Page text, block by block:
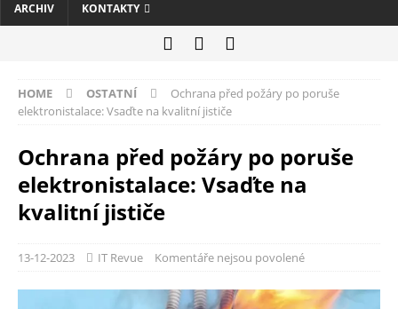
ARCHIV KONTAKTY
HOME OSTATNÍ
Ochrana před požáry po poruše
elektronistalace: Vsaďte na kvalitní jističe
Ochrana před požáry po poruše
elektronistalace: Vsaďte na
kvalitní jističe
13-12-2023 IT Revue Komentáře nejsou povolené